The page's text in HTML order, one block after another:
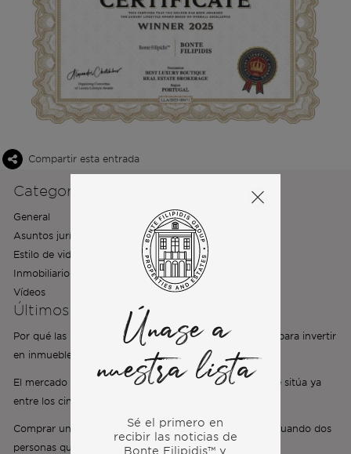
Compartir esta entrada
Categorías de noticias
General
Asuntos jurídicos y financieros
Estilo de vida y vivienda
Inmobiliario y reubicación
Vídeos
Últimos artículos
Por qué las mejores marcas del mundo eligen Portugal para invertir
en inmuebles de lujo
El mercado inmobiliario de Lisboa en 2026: la ciudad se sitúa ya
entre los cinco principales mercados mundiales
Comprar una propiedad de lujo en Portugal en pareja: cuando dos
personas quieren dos vidas diferentes
Únase a
nuestra lista
Sé el primero en
recibir las noticias de
Bonte Filipidis™ y